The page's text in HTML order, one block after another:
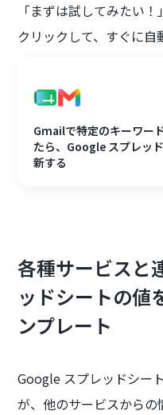
「まずは試してみたい
クリックして、すぐに自
Gmailで特定のキーワー
たら、Google スプレッ
新する
各種サービスと
ッドシートの値
ンプレート
Google スプレッドシー
が、他のサービスからの